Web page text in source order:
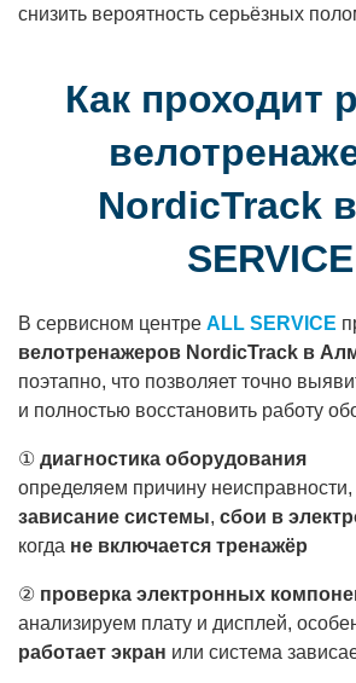
снизить вероятность серьёзных
Как проходит
NordicTrack
SERVICE
В сервисном центре ALL SERVICE
велотренажеров NordicTrack в
поэтапно, что позволяет точно
и полностью восстановить работу
① диагностика оборудования
определяем причину
зависание системы, сбои в
когда не включается тренажёр
② проверка электронных
анализируем плату и дисплей,
работает экран или система